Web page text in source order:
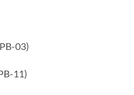
03)
11)